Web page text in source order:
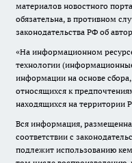
материалов новостного
обязательна, в противном
законодательства РФ об
«На информационном
технологии
информации на основе
относящихся к
находящихся на территории
Вся информация,
соответствии с
подлежит использованию